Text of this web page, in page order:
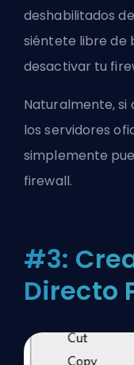
deshabilitados
siéntete libre de
desactivar tu
Naturalmente,
los servidores
simplemente
firewall.
#3:
Directo